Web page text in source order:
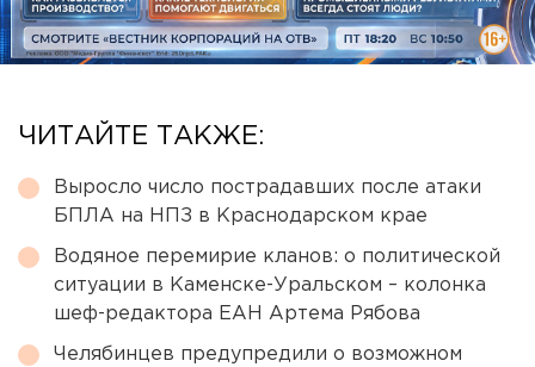
ЧИТАЙТЕ ТАКЖЕ:
Выросло число пострадавших после атаки
БПЛА на НПЗ в Краснодарском крае
Водяное перемирие кланов: о политической
ситуации в Каменске-Уральском – колонка
шеф-редактора ЕАН Артема Рябова
Челябинцев предупредили о возможном